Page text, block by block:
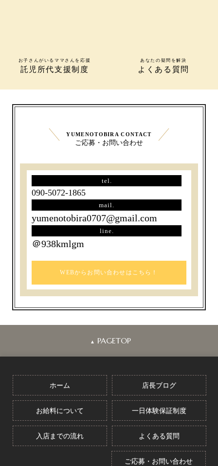
お子さんがいるママさんを応援
託児所代支援制度
あなたの疑問を解決
よくある質問
YUMENOTOBIRA CONTACT
ご応募・お問い合わせ
tel.
090-5072-1865
mail.
yumenotobira0707@gmail.com
line.
＠938kmlgm
WEBからお問い合わせはこちら！
▲ PAGETOP
ホーム 店長ブログ
お給料について 一日体験保証制度
入店までの流れ よくある質問
ご応募・お問い合わせ